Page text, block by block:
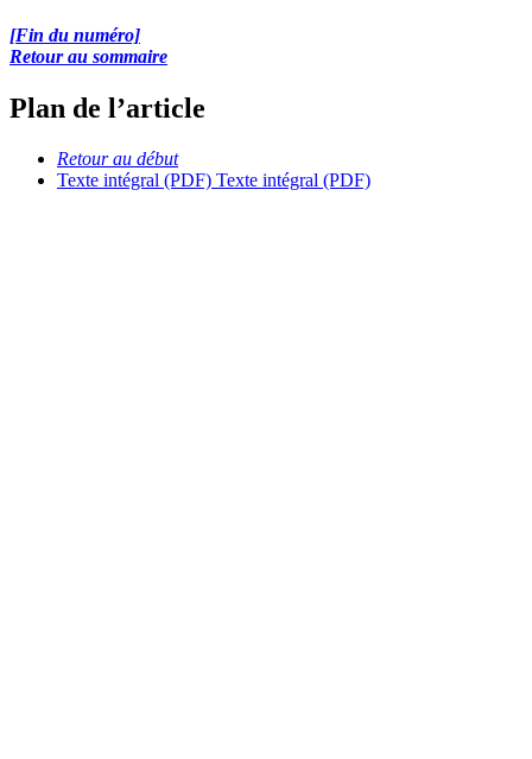
[Fin du numéro]
Retour au sommaire
Plan de l’article
Retour au début
Texte intégral (PDF) Texte intégral (PDF)